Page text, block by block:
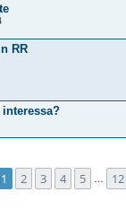
RR
1 di12
1 2 3 4 5 12